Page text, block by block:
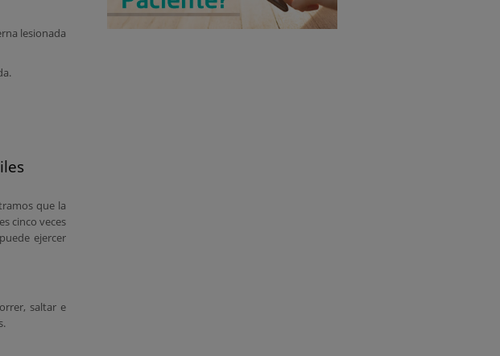
lesionada
que la
cinco veces
ejercer
saltar e